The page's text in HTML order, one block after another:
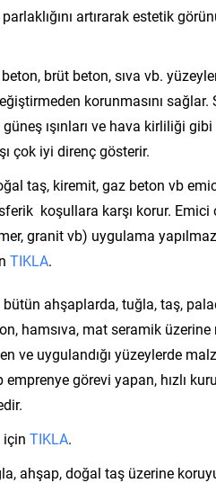
artırarak estetik
brüt beton, sıva vb.
korunmasını
ışınları ve hava kirliliği
çok iyi direnç gösterir.
taş, kiremit, gaz beton vb
koşullara karşı korur. Emici
granit vb) uygulama
TIKLA.
bütün ahşaplarda, tuğla, taş,
hamsıva, mat seramik üzerine
ve uygulandığı yüzeylerde
emprenye görevi yapan, hızlı
içinTIKLA.
ahşap, doğal taş üzerine